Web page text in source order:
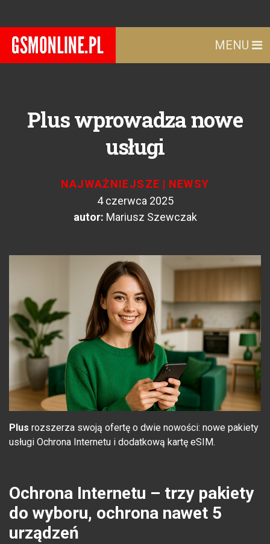
MENU
Plus wprowadza nowe
usługi
NAJWAŻNIEJSZE | NEWSY
4 czerwca 2025
autor: Mariusz Szewczak
Plus rozszerza swoją ofertę o dwie nowości: nowe pakiety
usługi Ochrona Internetu i dodatkową kartę eSIM.
Ochrona Internetu – trzy pakiety
do wyboru, ochrona nawet 5
urządzeń